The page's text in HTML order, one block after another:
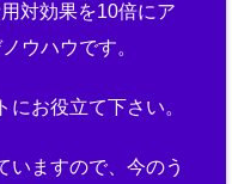
対効果を10倍にア
ウハウです。
お役立て下さい。
いますので、今のう